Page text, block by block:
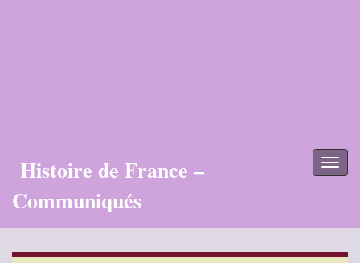
Histoire de France –
Communiqués